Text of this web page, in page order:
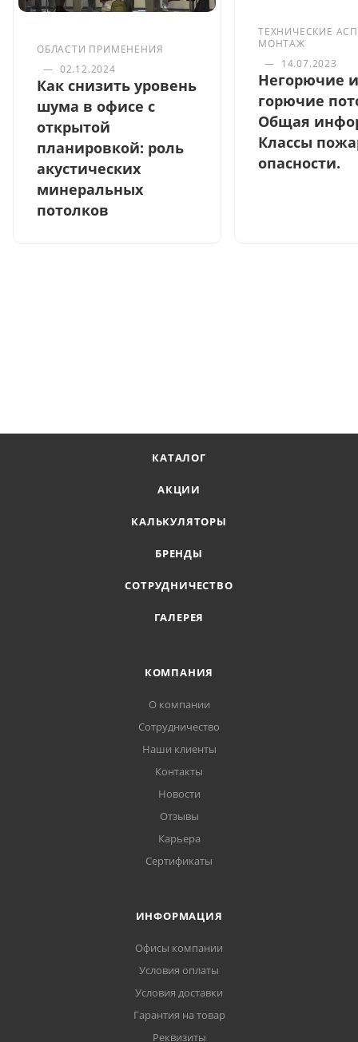
ОБЛАСТИ ПРИМЕНЕНИЯ
— 02.12.2024
Как снизить уровень
шума в офисе с
открытой
планировкой: роль
акустических
минеральных
потолков
ТЕХНИЧЕСКИЕ
МОНТАЖ
— 14.07.2023
Негорючие и
горючие
Общая
Классы
опасности.
КАТАЛОГ
АКЦИИ
КАЛЬКУЛЯТОРЫ
БРЕНДЫ
СОТРУДНИЧЕСТВО
ГАЛЕРЕЯ
КОМПАНИЯ
О компании
Сотрудничество
Наши клиенты
Контакты
Новости
Отзывы
Карьера
Сертификаты
ИНФОРМАЦИЯ
Офисы компании
Условия оплаты
Условия доставки
Гарантия на товар
Реквизиты